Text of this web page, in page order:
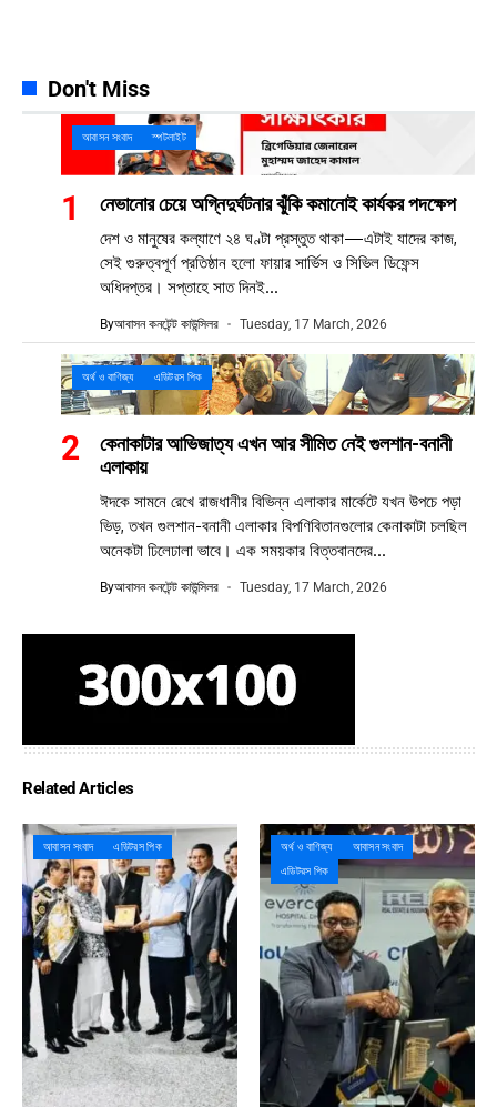
Don't Miss
আবাসন সংবাদ স্পটলাইট
নেভানোর চেয়ে অগ্নিদুর্ঘটনার ঝুঁকি কমানোই কার্যকর পদক্ষেপ
দেশ ও মানুষের কল্যাণে ২৪ ঘণ্টা প্রস্তুত থাকা—এটাই যাদের কাজ,
সেই গুরুত্বপূর্ণ প্রতিষ্ঠান হলো ফায়ার সার্ভিস ও সিভিল ডিফেন্স
অধিদপ্তর। সপ্তাহে সাত দিনই...
Byআবাসন কনটেন্ট কাউন্সিলর Tuesday, 17 March, 2026
অর্থ ও বাণিজ্য এডিটরস পিক
কেনাকাটার আভিজাত্য এখন আর সীমিত নেই গুলশান-বনানী
এলাকায়
ঈদকে সামনে রেখে রাজধানীর বিভিন্ন এলাকার মার্কেটে যখন উপচে পড়া
ভিড়, তখন গুলশান-বনানী এলাকার বিপণিবিতানগুলোর কেনাকাটা চলছিল
অনেকটা ঢিলেঢালা ভাবে। এক সময়কার বিত্তবানদের...
Byআবাসন কনটেন্ট কাউন্সিলর Tuesday, 17 March, 2026
Related Articles
আবাসন সংবাদ এডিটরস পিক অর্থ ও বাণিজ্য
আবাসন সংবাদ
এডিটরস পিক